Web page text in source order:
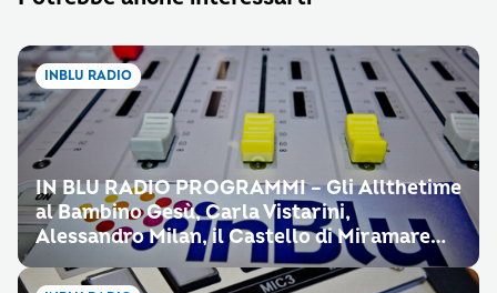
INBLU RADIO
IN BLU RADIO PROGRAMMI – Gli Allthetime
al Bambino Gesù, Carla Vistarini,
Alessandro Milan, il Castello di Miramare…